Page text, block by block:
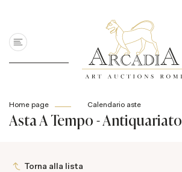
Home page Calendario aste
Asta A Tempo - Antiquariato
Torna alla lista